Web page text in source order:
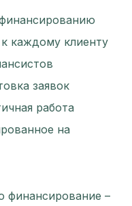
каждому клиенту
заявок
работа
на
финансирование –